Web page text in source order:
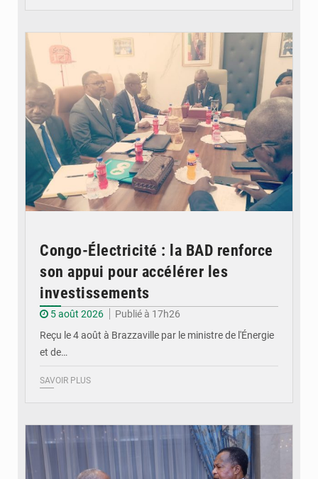
Congo-Électricité : la BAD renforce
son appui pour accélérer les
investissements
5 août 2026
Publié à 17h26
Reçu le 4 août à Brazzaville par le ministre de l'Énergie
et de…
SAVOIR PLUS